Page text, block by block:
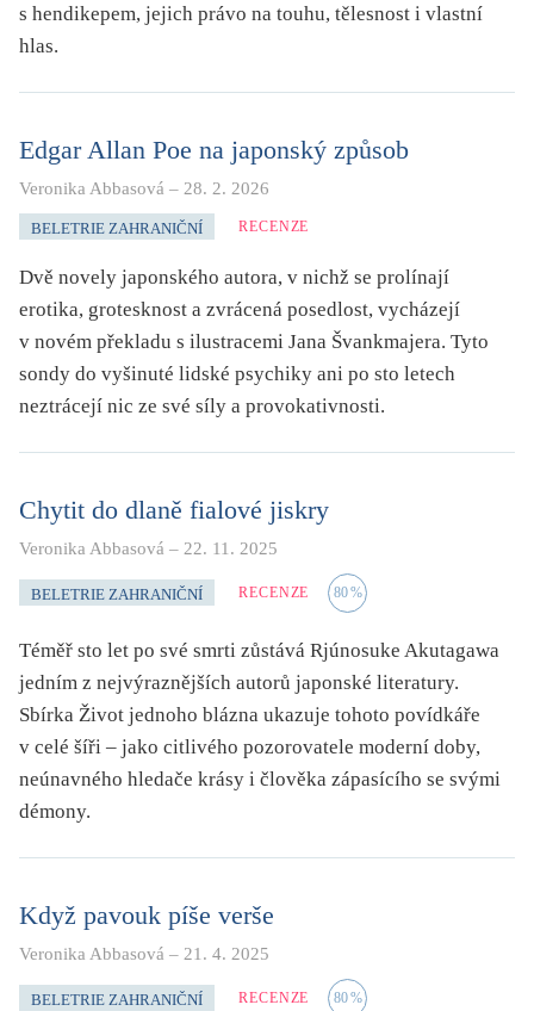
s hendikepem, jejich právo na touhu, tělesnost i vlastní
hlas.
Edgar Allan Poe na japonský způsob
Veronika Abbasová – 28. 2. 2026
BELETRIE ZAHRANIČNÍ RECENZE
Dvě novely japonského autora, v nichž se prolínají
erotika, grotesknost a zvrácená posedlost, vycházejí
v novém překladu s ilustracemi Jana Švankmajera. Tyto
sondy do vyšinuté lidské psychiky ani po sto letech
neztrácejí nic ze své síly a provokativnosti.
Chytit do dlaně fialové jiskry
Veronika Abbasová – 22. 11. 2025
BELETRIE ZAHRANIČNÍ RECENZE 80%
Téměř sto let po své smrti zůstává Rjúnosuke Akutagawa
jedním z nejvýraznějších autorů japonské literatury.
Sbírka Život jednoho blázna ukazuje tohoto povídkáře
v celé šíři – jako citlivého pozorovatele moderní doby,
neúnavného hledače krásy i člověka zápasícího se svými
démony.
Když pavouk píše verše
Veronika Abbasová – 21. 4. 2025
BELETRIE ZAHRANIČNÍ RECENZE 80%